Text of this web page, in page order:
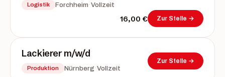
Logistik Forchheim ·Vollzeit
16,00 € Zur Stelle →
Lackierer m/w/d
Produktion Nürnberg ·Vollzeit
Zur Stelle →